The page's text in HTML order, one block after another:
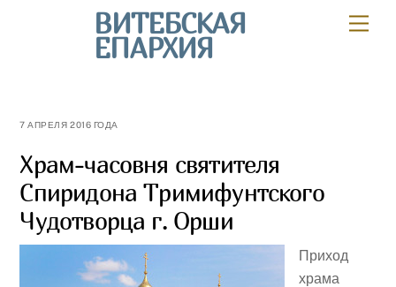
ВИТЕБСКАЯ
ЕПАРХИЯ
7 АПРЕЛЯ 2016 ГОДА
Храм-часовня святителя
Спиридона Тримифунтского
Чудотворца г. Орши
Приход
храма